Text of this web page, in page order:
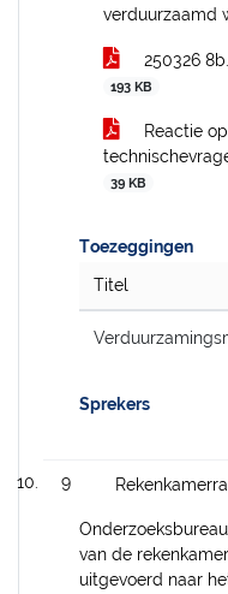
verduurzaamd
250326
193 KB
Reactie
39 KB
Toezeggingen
Titel
Sprekers
9
van de
uitgevoerd naar